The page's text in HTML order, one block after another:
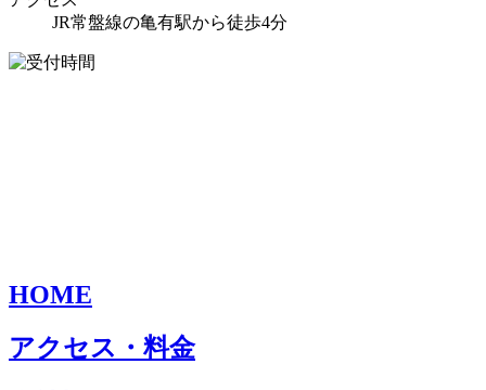
JR常盤線の亀有駅から徒歩4分
HOME
アクセス・料金